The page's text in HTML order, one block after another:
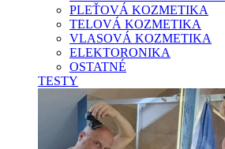
PLEŤOVÁ KOZMETIKA
TELOVÁ KOZMETIKA
VLASOVÁ KOZMETIKA
ELEKTORONIKA
OSTATNÉ
TESTY